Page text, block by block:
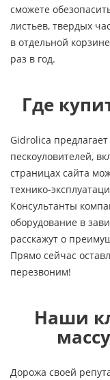
сможете
листьев, твердых
в отдельной
раз в год.
Где
Gidrolica
пескоуловителей,
страницах сайта
технико-
Консультанты
оборудование в
расскажут о
Прямо сейчас
перезвоним!
Наши
Дорожа своей